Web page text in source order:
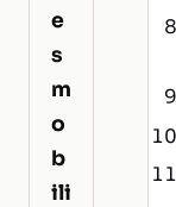
e
s
m
o
b
ili